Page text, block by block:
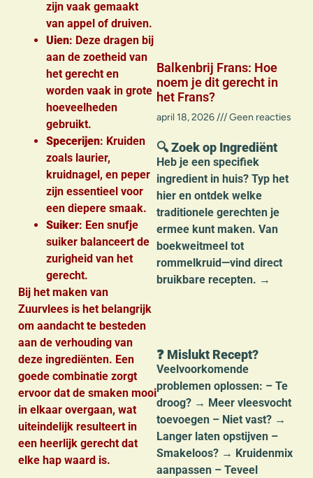
zijn vaak gemaakt
van appel of druiven.
Uien: Deze dragen bij
aan de zoetheid van
het gerecht en
worden vaak in grote
hoeveelheden
gebruikt.
Specerijen: Kruiden
zoals laurier,
kruidnagel, en peper
zijn essentieel voor
een diepere smaak.
Suiker: Een snufje
suiker balanceert de
zurigheid van het
gerecht.
Bij het maken van
Zuurvlees is het belangrijk
om aandacht te besteden
aan de verhouding van
deze ingrediënten. Een
goede combinatie zorgt
ervoor dat de smaken mooi
in elkaar overgaan, wat
uiteindelijk resulteert in
een heerlijk gerecht dat
elke hap waard is.
Balkenbrij Frans: Hoe
noem je dit gerecht in
het Frans?
april 18, 2026 Geen reacties
🔍 Zoek op Ingrediënt
Heb je een specifiek
ingredient in huis? Typ het
hier en ontdek welke
traditionele gerechten je
ermee kunt maken. Van
boekweitmeel tot
rommelkruid—vind direct
bruikbare recepten. →
❓ Mislukt Recept?
Veelvoorkomende
problemen oplossen: – Te
droog? → Meer vleesvocht
toevoegen – Niet vast? →
Langer laten opstijven –
Smakeloos? → Kruidenmix
aanpassen – Teveel